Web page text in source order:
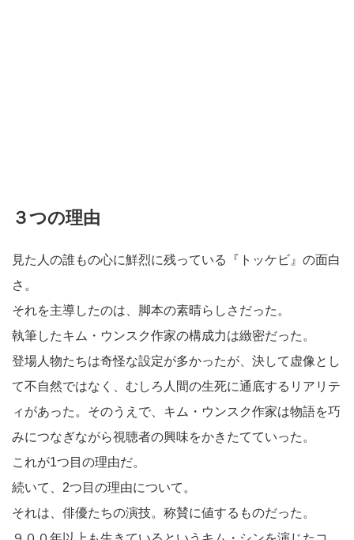
３つの理由
見た人の誰もの心に鮮烈に残っている『トッケビ』の面白
さ。
それを主導したのは、脚本の素晴らしさだった。
執筆したキム・ウンスク作家の構成力は緻密だった。
登場人物たちは奇怪な設定が多かったが、決して虚像とし
て不自然ではなく、むしろ人間の生死に通底するリアリテ
ィがあった。そのうえで、キム・ウンスク作家は物語を巧
みにつなぎながら視聴者の興味をかきたてていった。
これが1つ目の理由だ。
続いて、2つ目の理由について。
それは、俳優たちの演技。称賛に値するものだった。